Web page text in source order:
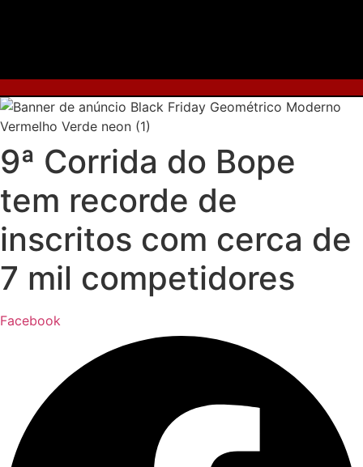
9ª Corrida do Bope
tem recorde de
inscritos com cerca de
7 mil competidores
Facebook